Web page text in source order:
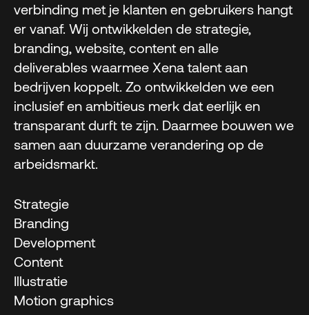
verbinding met je klanten en gebruikers hangt
er vanaf. Wij ontwikkelden de strategie,
branding, website, content en alle
deliverables waarmee Xena talent aan
bedrijven koppelt. Zo ontwikkelden we een
inclusief en ambitieus merk dat eerlijk en
transparant durft te zijn. Daarmee bouwen we
samen aan duurzame verandering op de
arbeidsmarkt.
Strategie
Branding
Development
Content
Illustratie
Motion graphics